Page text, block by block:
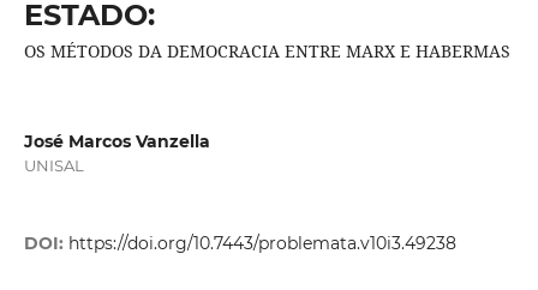
ESTADO:
OS MÉTODOS DA DEMOCRACIA ENTRE MARX E HABERMAS
José Marcos Vanzella
UNISAL
DOI: https://doi.org/10.7443/problemata.v10i3.49238